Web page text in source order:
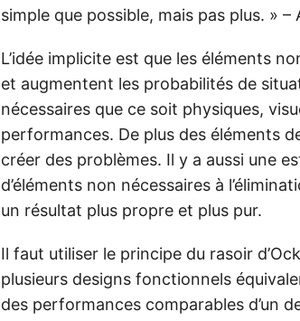
simple que possible, mais pas plus. » –
L’idée implicite est que les éléments
et augmentent les probabilités de
nécessaires que ce soit physiques,
performances. De plus des éléments
créer des problèmes. Il y a aussi une
d’éléments non nécessaires à
un résultat plus propre et plus pur.
Il faut utiliser le principe du rasoir
plusieurs designs fonctionnels
des performances comparables d’un